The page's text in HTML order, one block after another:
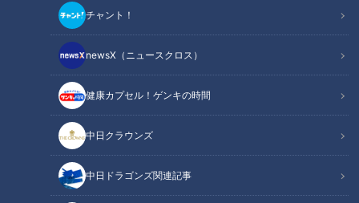
チャント！
newsX（ニュースクロス）
健康カプセル！ゲンキの時間
中日クラウンズ
中日ドラゴンズ関連記事
夏、あなたはどんな熱中症対策していま
すか？
記事に戻る